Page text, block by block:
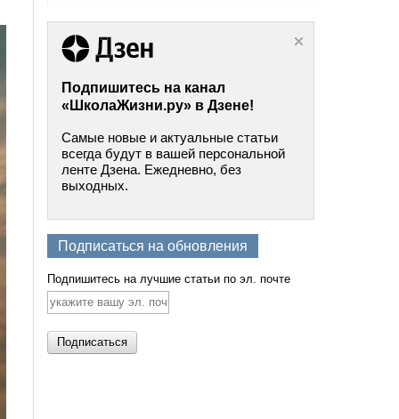
Подпишитесь на канал
«ШколаЖизни.ру» в Дзене!
Самые новые и актуальные статьи
всегда будут в вашей персональной
ленте Дзена. Ежедневно, без
выходных.
Подписаться на обновления
Подпишитесь на лучшие статьи по эл. почте